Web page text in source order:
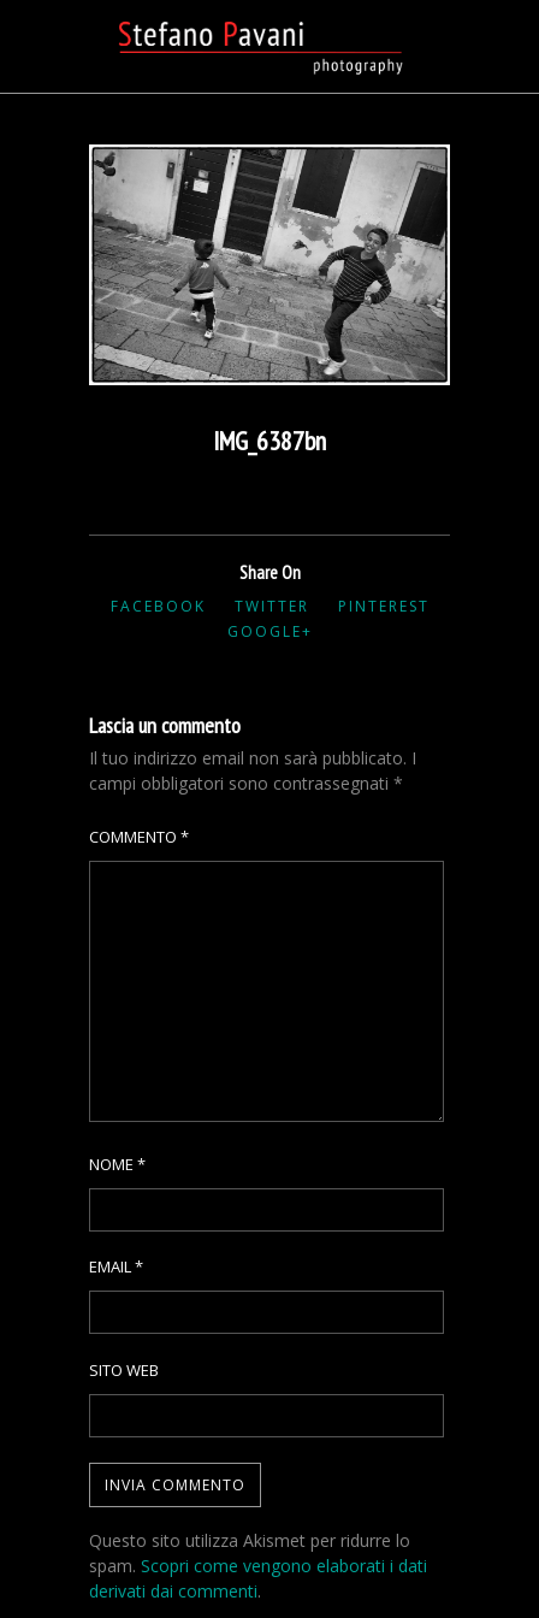
IMG_6387bn
Share On
FACEBOOK TWITTER
PINTEREST
GOOGLE+
Lascia un commento
Il tuo indirizzo email non sarà pubblicato. I
campi obbligatori sono contrassegnati *
COMMENTO *
NOME *
EMAIL*
SITO WEB
Questo sito utilizza Akismet per ridurre lo
spam. Scopri come vengono elaborati i dati
derivati dai commenti.